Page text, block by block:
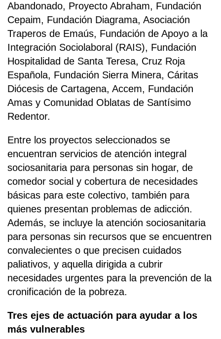
Abandonado, Proyecto Abraham, Fundación
Cepaim, Fundación Diagrama, Asociación
Traperos de Emaús, Fundación de Apoyo a la
Integración Sociolaboral (RAIS), Fundación
Hospitalidad de Santa Teresa, Cruz Roja
Española, Fundación Sierra Minera, Cáritas
Diócesis de Cartagena, Accem, Fundación
Amas y Comunidad Oblatas de Santísimo
Redentor.
Entre los proyectos seleccionados se
encuentran servicios de atención integral
sociosanitaria para personas sin hogar, de
comedor social y cobertura de necesidades
básicas para este colectivo, también para
quienes presentan problemas de adicción.
Además, se incluye la atención sociosanitaria
para personas sin recursos que se encuentren
convalecientes o que precisen cuidados
paliativos, y aquella dirigida a cubrir
necesidades urgentes para la prevención de la
cronificación de la pobreza.
Tres ejes de actuación para ayudar a los
más vulnerables